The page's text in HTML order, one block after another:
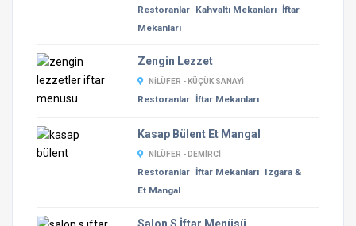
Restoranlar Kahvaltı Mekanları İftar
Mekanları
Zengin Lezzet
NILÜFER - KÜÇÜK SANAYI
Restoranlar İftar Mekanları
Kasap Bülent Et Mangal
NILÜFER - DEMIRCI
Restoranlar İftar Mekanları Izgara &
Et Mangal